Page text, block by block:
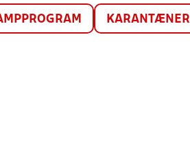
KARANTÆNER